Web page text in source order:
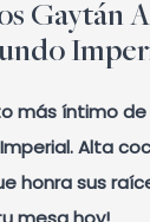
Gaytán
más íntimo de
Alta
honra sus